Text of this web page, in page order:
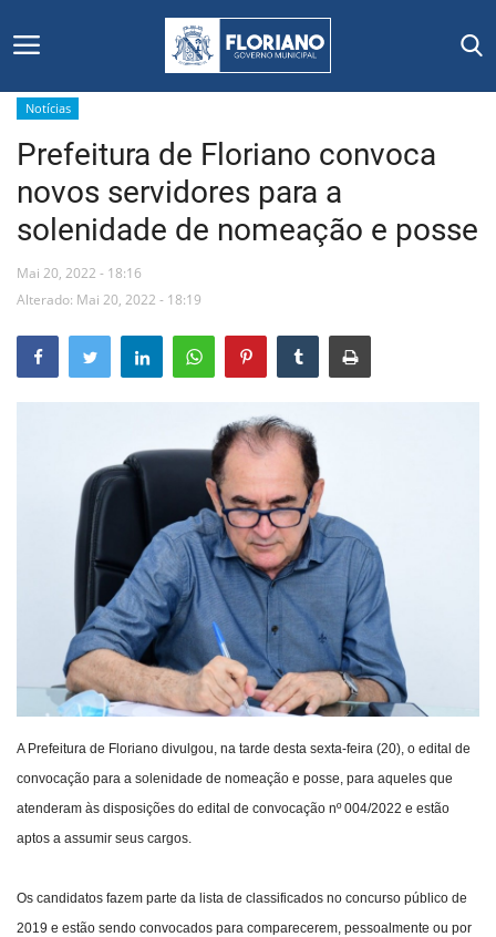
Início
Editais
Floriano
Mural de Licitações
Webmail
Contato
Notícias
Prefeitura de Floriano convoca
novos servidores para a
solenidade de nomeação e posse
Mai 20, 2022 - 18:16
Alterado: Mai 20, 2022 - 18:19
A Prefeitura de Floriano divulgou, na tarde desta sexta-feira (20), o edital de
convocação para a solenidade de nomeação e posse, para aqueles que
atenderam às disposições do edital de convocação nº 004/2022 e estão
aptos a assumir seus cargos.
Os candidatos fazem parte da lista de classificados no concurso público de
2019 e estão sendo convocados para comparecerem, pessoalmente ou por